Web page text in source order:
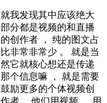
就我发现其中应该绝大
部分都是视频的和直播
的创作者 ， 纯的图文占
比非常非常少 。 就是当
然它就核心想还是传递
那个信息嘛 ， 就是需要
鼓励更多的个体视频创